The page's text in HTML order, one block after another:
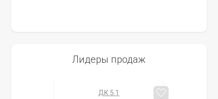
Лидеры продаж
ДК 5.1